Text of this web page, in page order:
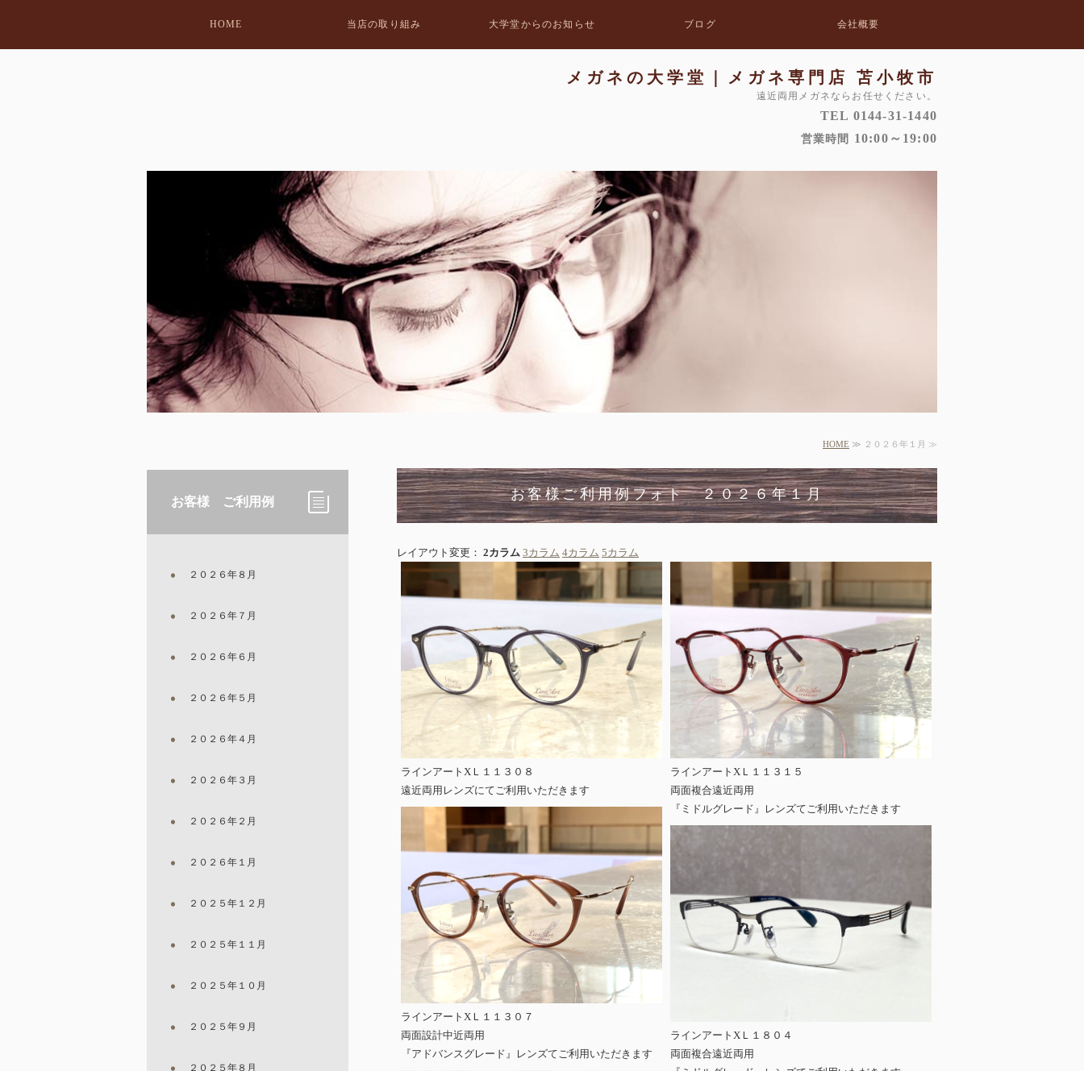
メガネの大学堂｜メガネ専門店 苫小牧市
遠近両用メガネならお任せください。
TEL 0144-31-1440
営業時間 10:00～19:00
HOME 当店の取り組み 大学堂からのお知らせ ブログ 会社概要
HOME ≫ ２０２６年１月 ≫
お客様ご利用例フォト ２０２６年１月
レイアウト変更： 2カラム 3カラム 4カラム 5カラム
ラインアートXＬ１１３０８
遠近両用レンズにてご利用いただきます
ラインアートXＬ１１３１５
両面複合遠近両用
『ミドルグレード』レンズてご利用いただきます
ラインアートXＬ１１３０７
両面設計中近両用
『アドバンスグレード』レンズてご利用いただきます
ラインアートXＬ１８０４
両面複合遠近両用
お客様 ご利用例
２０２６年８月
２０２６年７月
２０２６年６月
２０２６年５月
２０２６年４月
２０２６年３月
２０２６年２月
２０２６年１月
２０２５年１２月
２０２５年１１月
２０２５年１０月
２０２５年９月
２０２５年８月